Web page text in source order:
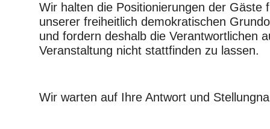
Wir halten die Positionierungen der Gäste
unserer freiheitlich demokratischen
und fordern deshalb die Verantwortlichen
Veranstaltung nicht stattfinden zu lassen.
Wir warten auf Ihre Antwort und